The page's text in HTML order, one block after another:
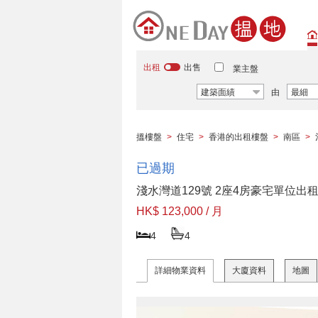
出租 出售 業主盤
建築面績 由 最細
搵樓盤 > 住宅 > 香港的出租樓盤 > 南區 >
已過期
淺水灣道129號 2座4房豪宅單位出租
HK$ 123,000 / 月
4 4
詳細物業資料 大廈資料 地圖